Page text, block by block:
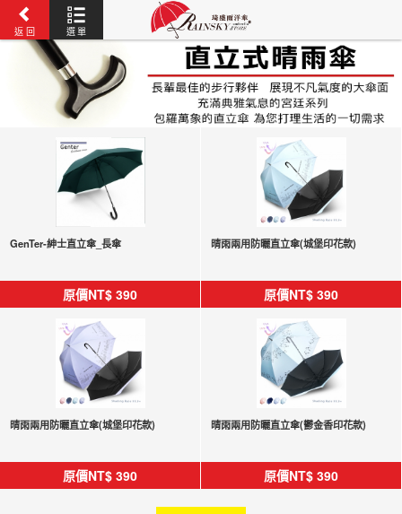
返 回 選 單
GenTer-紳士直立傘_長傘
原價NT$ 390
晴雨兩用防曬直立傘(城堡印花款)
原價NT$ 390
晴雨兩用防曬直立傘(城堡印花款)
原價NT$ 390
晴雨兩用防曬直立傘(鬱金香印花款)
原價NT$ 390